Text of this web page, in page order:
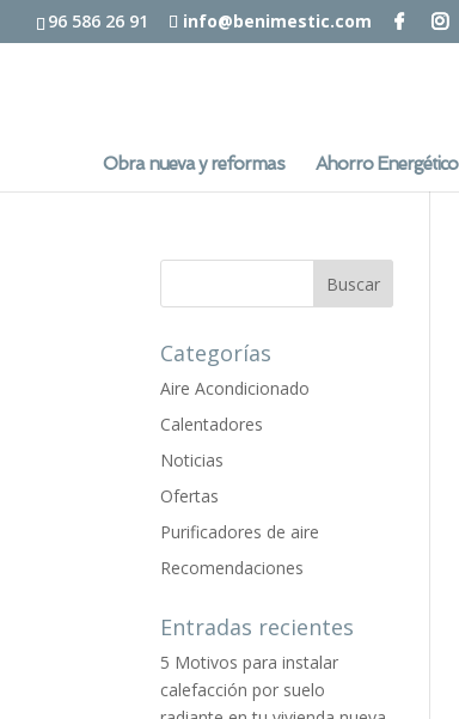
96 586 26 91 info@benimestic.com
Obra nueva y reformas Ahorro Energético
Categorías
Aire Acondicionado
Calentadores
Noticias
Ofertas
Purificadores de aire
Recomendaciones
Entradas recientes
5 Motivos para instalar
calefacción por suelo